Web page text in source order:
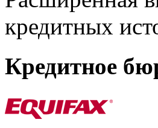
кредитных
Кредитное